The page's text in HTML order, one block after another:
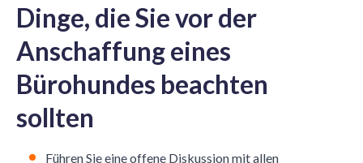
Dinge, die Sie vor der
Anschaffung eines
Bürohundes beachten
sollten
Führen Sie eine offene Diskussion mit allen